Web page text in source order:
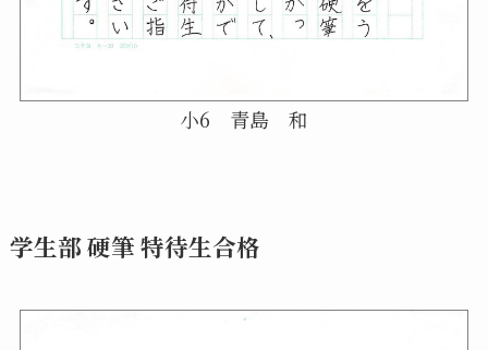
小6 青島 和
学生部 硬筆 特待生合格